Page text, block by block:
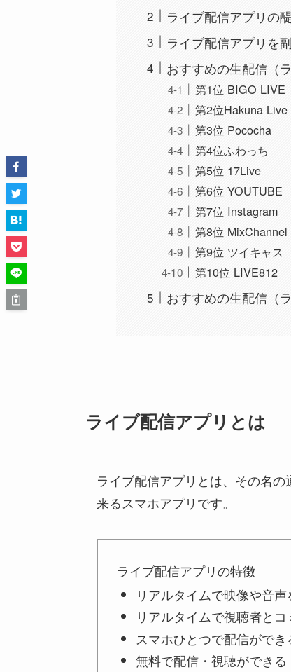
ライブ配信アプリの
ライブ配信アプリを
おすすめの生配信（
第1位 BIGO LIVE
第2位Hakuna Live
第3位 Pococha
第4位ふわっち
第5位 17Live
第6位 YOUTUBE
第7位 Instagram
第8位 MixChannel
第9位 ツイキャス
第10位 LIVE812
おすすめの生配信（
ライブ配信アプリとは
ライブ配信アプリとは、その名
来るスマホアプリです。
ライブ配信アプリの特徴
リアルタイムで映像や音
リアルタイムで視聴者と
スマホひとつで配信ができ
無料で配信・視聴ができる